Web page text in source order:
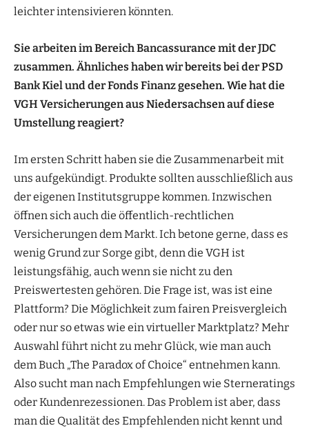
leichter intensivieren könnten.
Sie arbeiten im Bereich Bancassurance mit der JDC
zusammen. Ähnliches haben wir bereits bei der PSD
Bank Kiel und der Fonds Finanz gesehen. Wie hat die
VGH Versicherungen aus Niedersachsen auf diese
Umstellung reagiert?
Im ersten Schritt haben sie die Zusammenarbeit mit
uns aufgekündigt. Produkte sollten ausschließlich aus
der eigenen Institutsgruppe kommen. Inzwischen
öffnen sich auch die öffentlich-rechtlichen
Versicherungen dem Markt. Ich betone gerne, dass es
wenig Grund zur Sorge gibt, denn die VGH ist
leistungsfähig, auch wenn sie nicht zu den
Preiswertesten gehören. Die Frage ist, was ist eine
Plattform? Die Möglichkeit zum fairen Preisvergleich
oder nur so etwas wie ein virtueller Marktplatz? Mehr
Auswahl führt nicht zu mehr Glück, wie man auch
dem Buch „The Paradox of Choice“ entnehmen kann.
Also sucht man nach Empfehlungen wie Sterneratings
oder Kundenrezessionen. Das Problem ist aber, dass
man die Qualität des Empfehlenden nicht kennt und